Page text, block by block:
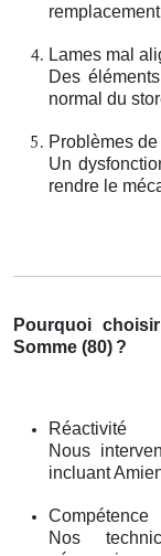
Lames mal
Des
normal du
Problèmes
Un
rendre le
Pourquoi
Somme (80) ?
Réactivité
Nous
incluant
Compétence
Nos